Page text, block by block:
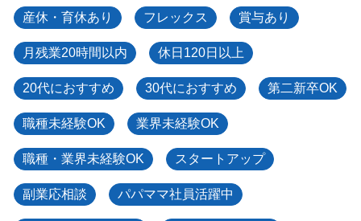
産休・育休あり フレックス 賞与あり
月残業20時間以内 休日120日以上
20代におすすめ 30代におすすめ 第二新卒OK
職種未経験OK 業界未経験OK
職種・業界未経験OK スタートアップ
副業応相談 パパママ社員活躍中